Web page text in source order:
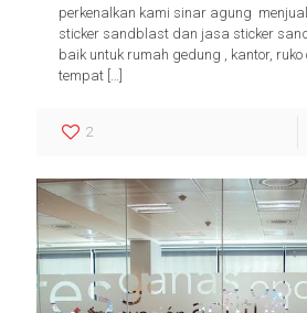
perkenalkan kami sinar agung
sticker sandblast dan jasa sticker
baik untuk rumah gedung , kantor,
tempat
2